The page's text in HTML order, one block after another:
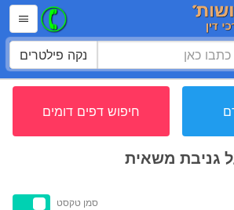
נקה פילטרים
חיפוש דפים דומים
גניבת משאית
סמן טקסט